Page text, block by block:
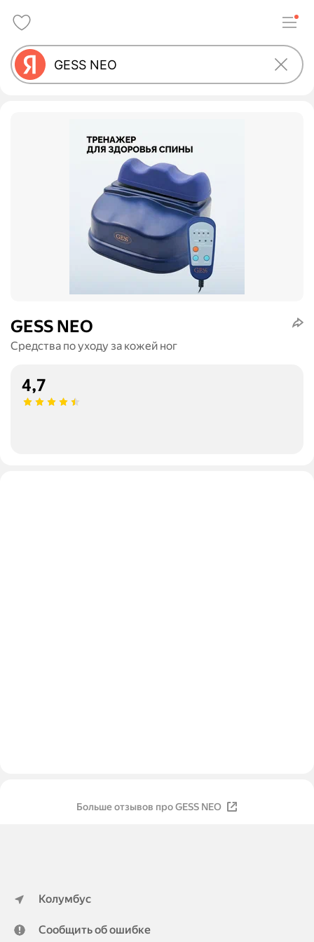
GESS NEO
Средства по уходу за кожей ног
4,7
Больше отзывов про GESS NEO
Колумбус
Сообщить об ошибке